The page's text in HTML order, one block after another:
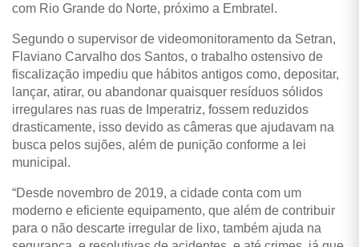
com Rio Grande do Norte, próximo a Embratel.
Segundo o supervisor de videomonitoramento da Setran,
Flaviano Carvalho dos Santos, o trabalho ostensivo de
fiscalização impediu que hábitos antigos como, depositar,
lançar, atirar, ou abandonar quaisquer resíduos sólidos
irregulares nas ruas de Imperatriz, fossem reduzidos
drasticamente, isso devido as câmeras que ajudavam na
busca pelos sujões, além de punição conforme a lei
municipal.
“Desde novembro de 2019, a cidade conta com um
moderno e eficiente equipamento, que além de contribuir
para o não descarte irregular de lixo, também ajuda na